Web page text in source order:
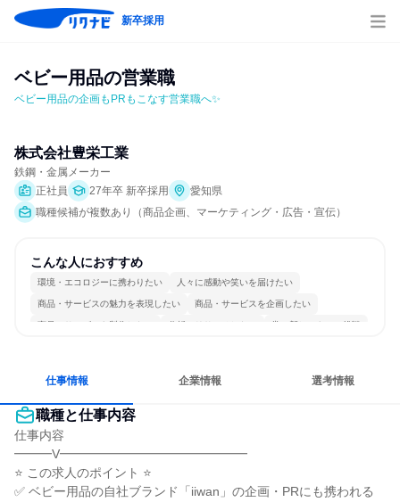
新卒採用
ベビー用品の営業職
ベビー用品の企画もPRもこなす営業職へ✨
株式会社豊栄工業
鉄鋼・金属メーカー
正社員
27年卒 新卒採用
愛知県
職種候補が複数あり（商品企画、マーケティング・広告・宣伝）
こんな人におすすめ
環境・エコロジーに携わりたい 人々に感動や笑いを届けたい
商品・サービスの魅力を表現したい 商品・サービスを企画したい
商品・サービスを製作したい 分析・リサーチしたい 常に新しいものに挑戦
仕事情報 企業情報 選考情報
職種と仕事内容
仕事内容
━━━V━━━━━━━━━━━━━━━
⭐ この求人のポイント ⭐
✅ ベビー用品の自社ブランド「iiwan」の企画・PRにも携われる